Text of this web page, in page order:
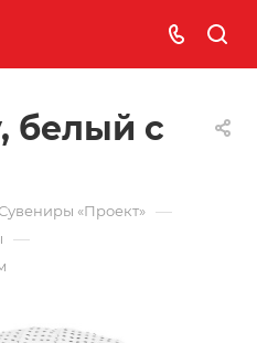
белый с
Сувениры «Проект» —
—